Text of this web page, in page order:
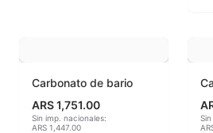
MAYCO CLASSIC CRACKLES
MAYCO CLEAR GLAZES
Carbonato de bario
ARS 1,751.00
Sin imp. nacionales:
ARS 1,447.00